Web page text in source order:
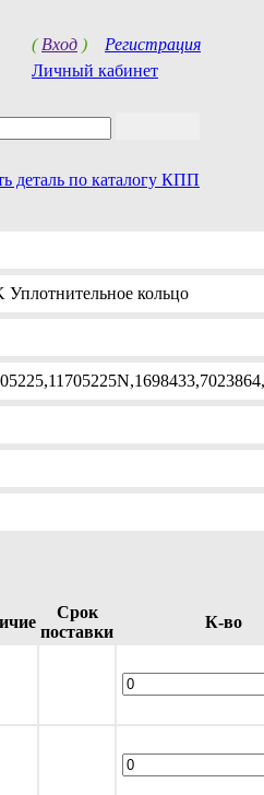
( Вход ) Регистрация
Личный кабинет
деталь по каталогу КПП
Уплотнительное кольцо
Срок
поставки
К-во